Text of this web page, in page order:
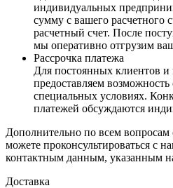
индивидуальных
сумму с вашего расчетного
расчетный счет. После
мы оперативно отгрузим
Рассрочка платежа
Для постоянных клиентов
предоставляем
специальных условиях.
платежей обсуждаются
Дополнительно по всем
можете проконсультироваться с
контактным данным, указанным
Доставка